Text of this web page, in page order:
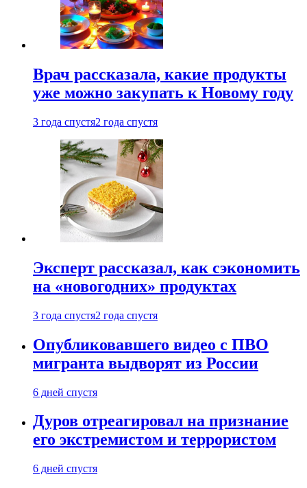
Врач рассказала, какие продукты
уже можно закупать к Новому году
3 года спустя2 года спустя
Эксперт рассказал, как сэкономить
на «новогодних» продуктах
3 года спустя2 года спустя
Опубликовавшего видео с ПВО
мигранта выдворят из России
6 дней спустя
Дуров отреагировал на признание
его экстремистом и террористом
6 дней спустя